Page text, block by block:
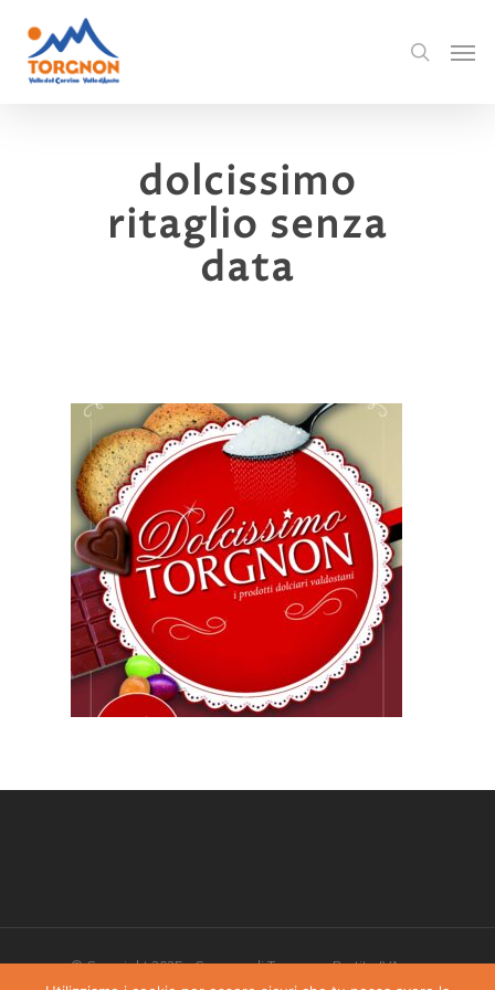
dolcissimo
ritaglio senza
data
© Copyright 2025 - Comune di Torgnon - Partita IVA: